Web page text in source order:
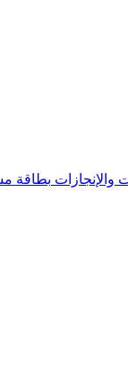
والإنجازات بطاقة